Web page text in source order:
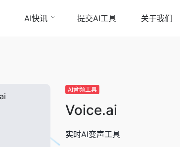
AI快讯 提交AI工具 关于我们
AI音频工具
Voice.ai
实时AI变声工具